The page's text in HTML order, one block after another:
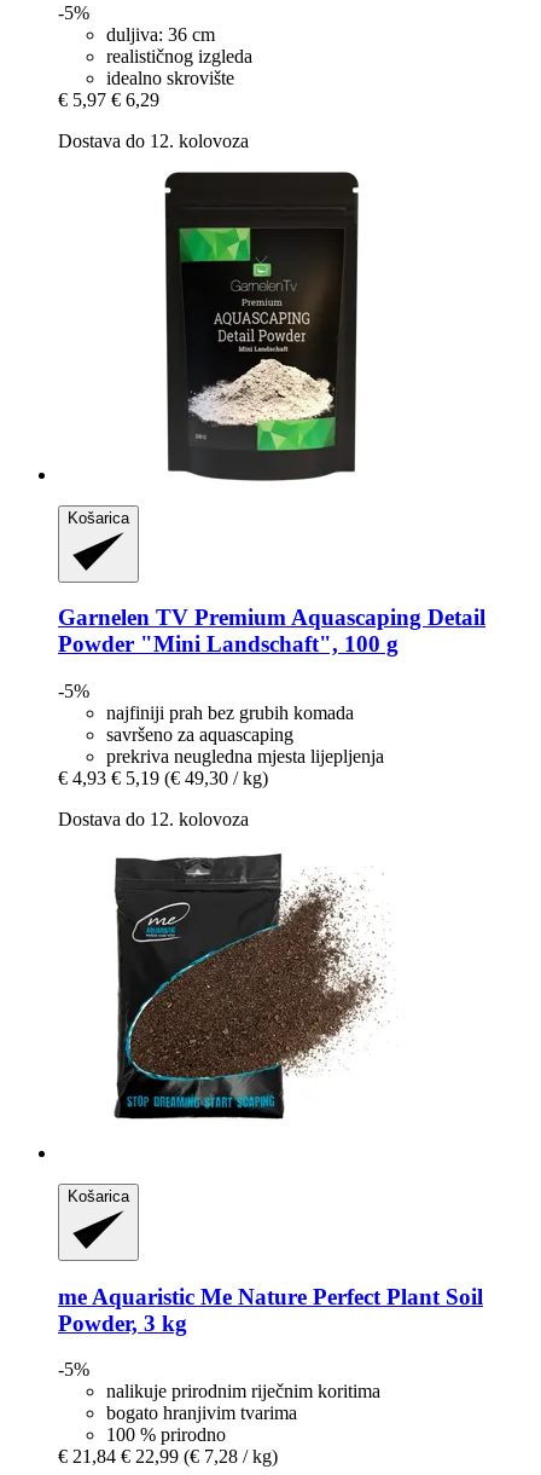
-5%
duljiva: 36 cm
realističnog izgleda
idealno skrovište
€ 5,97 € 6,29
Dostava do 12. kolovoza
Košarica
Garnelen TV Premium Aquascaping Detail
Powder "Mini Landschaft", 100 g
-5%
najfiniji prah bez grubih komada
savršeno za aquascaping
prekriva neugledna mjesta lijepljenja
€ 4,93 € 5,19 (€ 49,30 / kg)
Dostava do 12. kolovoza
Košarica
me Aquaristic Me Nature Perfect Plant Soil
Powder, 3 kg
-5%
nalikuje prirodnim riječnim koritima
bogato hranjivim tvarima
100 % prirodno
€ 21,84 € 22,99 (€ 7,28 / kg)